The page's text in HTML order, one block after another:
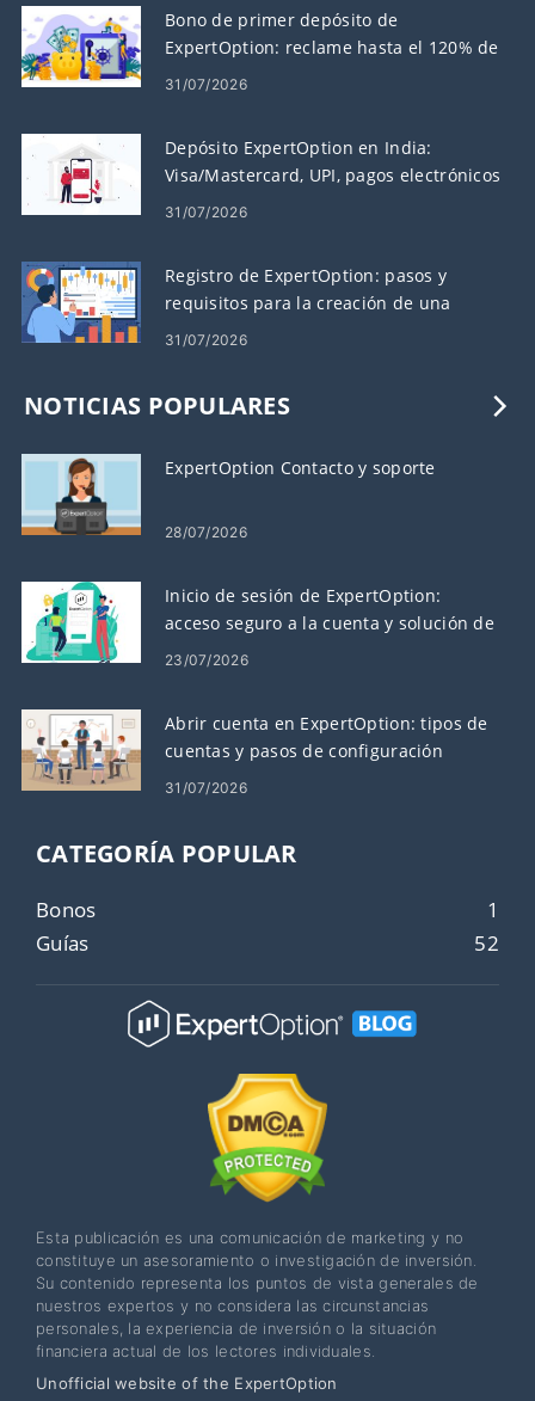
Bono de primer depósito de
ExpertOption: reclame hasta el 120% de
su depósito
31/07/2026
Depósito ExpertOption en India:
Visa/Mastercard, UPI, pagos electrónicos
y criptomonedas
31/07/2026
Registro de ExpertOption: pasos y
requisitos para la creación de una
cuenta
31/07/2026
NOTICIAS POPULARES
ExpertOption Contacto y soporte
28/07/2026
Inicio de sesión de ExpertOption:
acceso seguro a la cuenta y solución de
problemas
23/07/2026
Abrir cuenta en ExpertOption: tipos de
cuentas y pasos de configuración
31/07/2026
CATEGORÍA POPULAR
Bonos
1
Guías
52
Esta publicación es una comunicación de marketing y no
constituye un asesoramiento o investigación de inversión.
Su contenido representa los puntos de vista generales de
nuestros expertos y no considera las circunstancias
personales, la experiencia de inversión o la situación
financiera actual de los lectores individuales.
Unofficial website of the ExpertOption